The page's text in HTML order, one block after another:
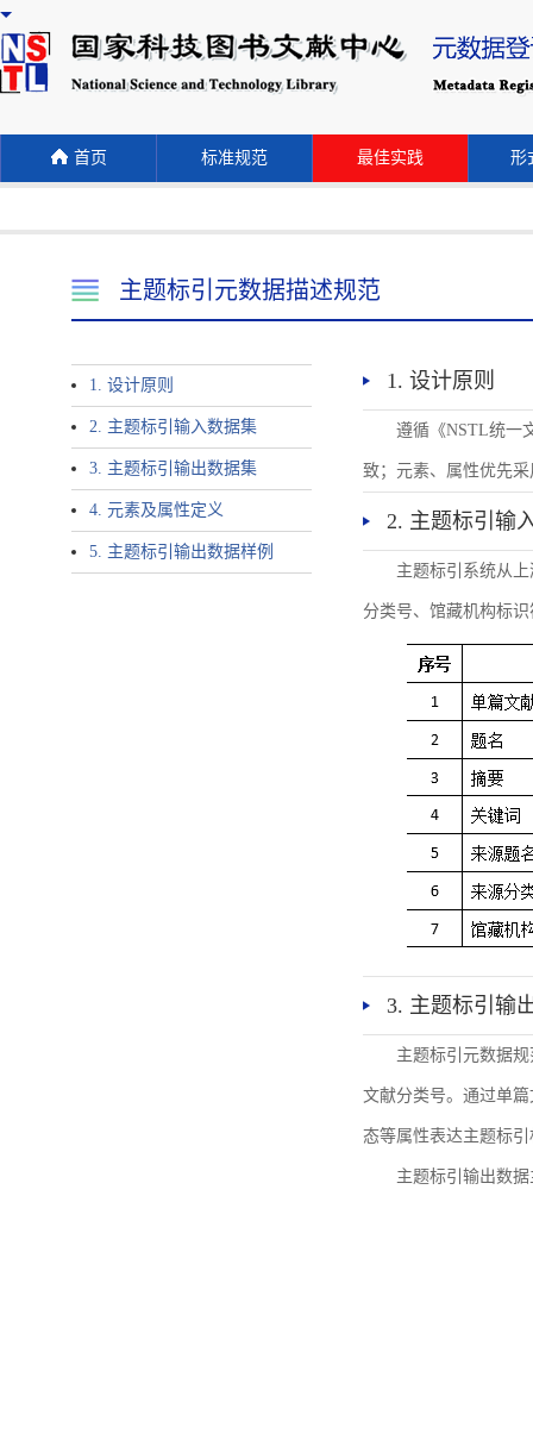
首页 标准规范 最佳实践 形
主题标引元数据描述规范
1. 设计原则
2. 主题标引输入数据集
3. 主题标引输出数据集
4. 元素及属性定义
5. 主题标引输出数据样例
1. 设计原则
遵循《NSTL统一
致；元素、属性优先
2. 主题标引输
主题标引系统从
分类号、馆藏机构标
3. 主题标引输
主题标引元数据
文献分类号。通过单
态等属性表达主题标
主题标引输出数